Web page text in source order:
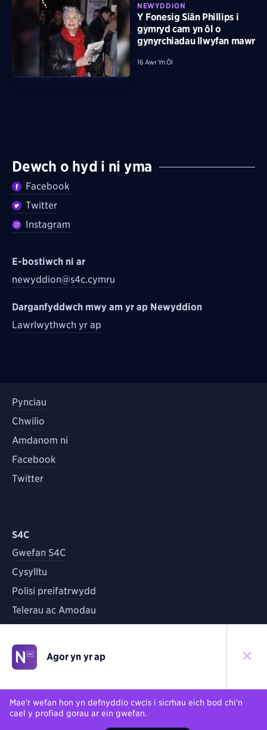
NEWYDDION
Y Fonesig Siân Phillips i
gymryd cam yn ôl o
gynyrchiadau llwyfan mawr
16 Awr Yn Ôl
Dewch o hyd i ni yma
Facebook
Twitter
Instagram
E-bostiwch ni ar
newyddion@s4c.cymru
Darganfyddwch mwy am yr ap Newyddion
Lawrlwythwch yr ap
Pynciau
Chwilio
Amdanom ni
Facebook
Twitter
S4C
Gwefan S4C
Cysylltu
Polisi preifatrwydd
Telerau ac Amodau
Yn ôl i'r brig
Mae'r wefan hon yn defnyddio cwcis i sicrhau eich bod chi'n
cael y profiad gorau ar ein gwefan.
Agor yn yr ap